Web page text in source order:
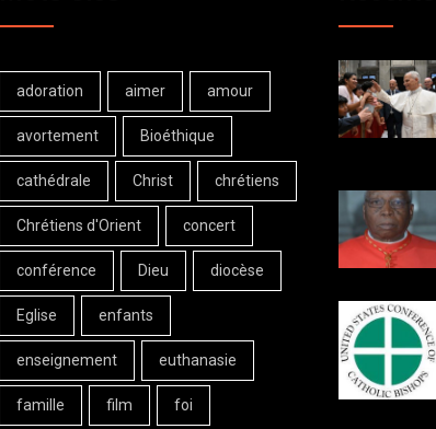
adoration aimer amour
avortement Bioéthique
cathédrale Christ chrétiens
Chrétiens d'Orient concert
conférence Dieu diocèse
Eglise enfants
enseignement euthanasie
famille film foi